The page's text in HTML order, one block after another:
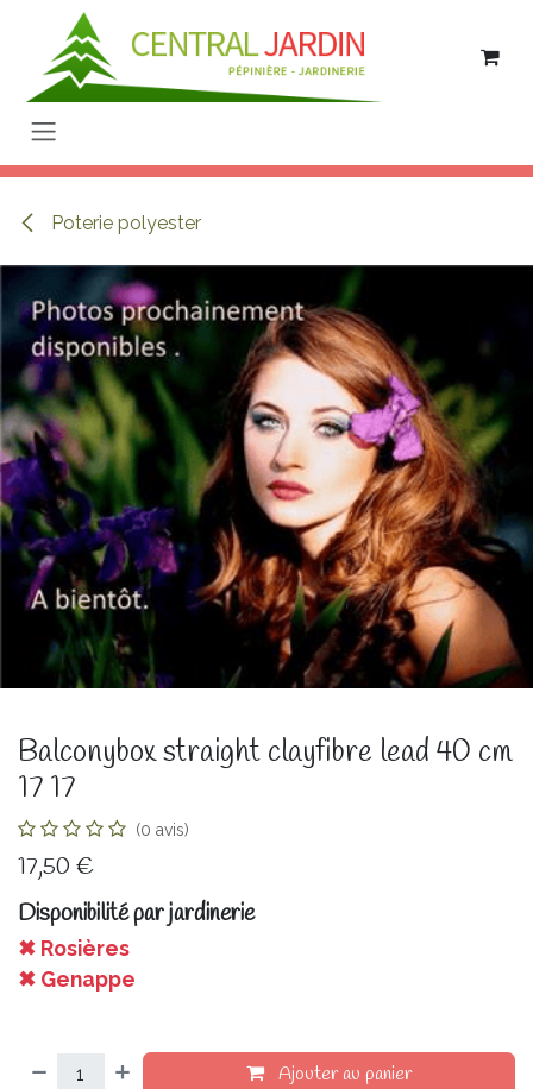
Se rendre au contenu
Poterie polyester
Balconybox straight clayfibre lead 40 cm
17 17
(0 avis)
17,50 €
Disponibilité par jardinerie
✖ Rosières
✖ Genappe
Ajouter au panier